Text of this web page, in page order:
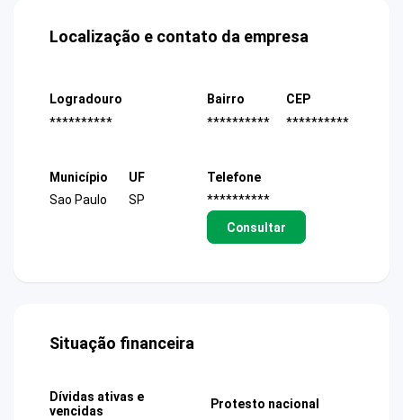
Localização e contato da empresa
Logradouro
**********
Bairro
**********
CEP
**********
Município
Sao Paulo
UF
SP
Telefone
**********
Consultar
Situação financeira
Dívidas ativas e
vencidas
Protesto nacional